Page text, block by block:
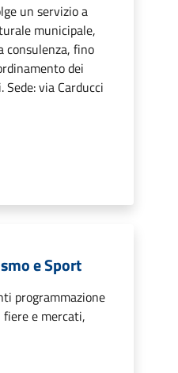
un servizio a
municipale,
consulenza, fino
dei
via Carducci
e Sport
programmazione
e mercati,